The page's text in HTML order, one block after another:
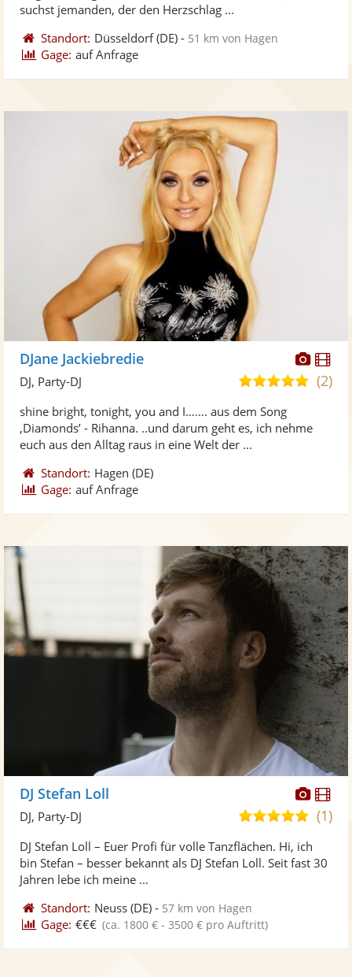
suchst jemanden, der den Herzschlag ...
Standort: Düsseldorf(DE) - 51 km von Hagen
Gage: auf Anfrage
DJane Jackiebredie
5,0(2)
DJ, Party-DJ
shine bright, tonight, you and I……. aus dem Song
‚Diamonds’ - Rihanna. ..und darum geht es, ich nehme
euch aus den Alltag raus in eine Welt der ...
Standort: Hagen (DE)
Gage: auf Anfrage
Fotos
DJ Stefan Loll
5,0
5
(1)
DJ, Party-DJ
DJ Stefan Loll – Euer Profi für volle Tanzflächen. Hi, ich
bin Stefan – besser bekannt als DJ Stefan Loll. Seit fast 30
Jahren lebe ich meine ...
Standort: Neuss (DE) - 57 km von Hagen
Gage: €€€ (ca. 1800 € - 3500 € pro Auftritt)